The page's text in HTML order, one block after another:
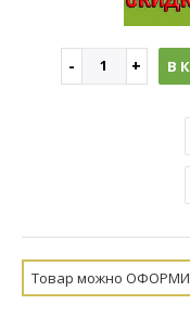
В
Товар можно